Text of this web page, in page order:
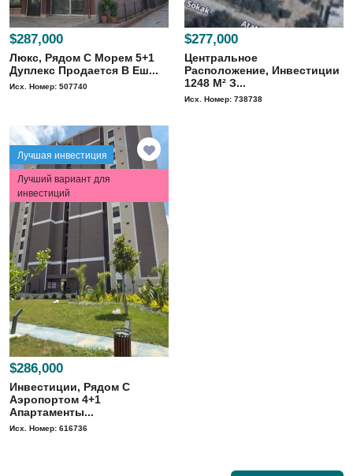
$287,000
Люкс, Рядом С Морем 5+1
Дуплекс Продается В Еш...
Исх. Номер: 507740
$277,000
Центральное
Расположение, Инвестиции
1248 M² З...
Исх. Номер: 738738
Лучшая инвестиция
Лучший вариант для
инвестиций
$286,000
Инвестиции, Рядом С
Аэропортом 4+1
Апартаменты...
Исх. Номер: 616736